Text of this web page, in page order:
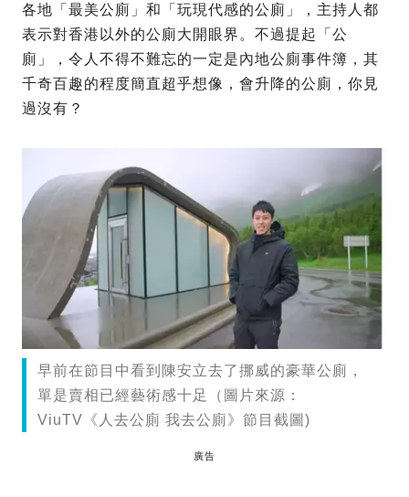
各地「最美公廁」和「玩現代感的公廁」，主持人都
表示對香港以外的公廁大開眼界。不過提起「公
廁」，令人不得不難忘的一定是內地公廁事件簿，其
千奇百趣的程度簡直超乎想像，會升降的公廁，你見
過沒有？
早前在節目中看到陳安立去了挪威的豪華公廁，
單是賣相已經藝術感十足（圖片來源：
ViuTV《人去公廁 我去公廁》節目截圖)
廣告